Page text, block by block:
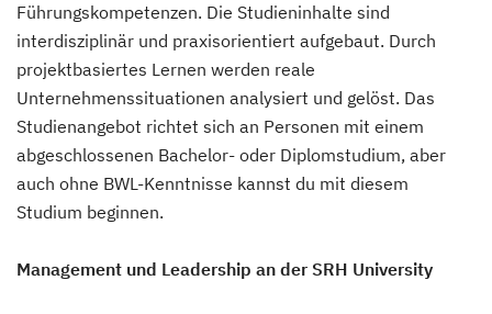
Führungskompetenzen. Die Studieninhalte sind
interdisziplinär und praxisorientiert aufgebaut. Durch
projektbasiertes Lernen werden reale
Unternehmenssituationen analysiert und gelöst. Das
Studienangebot richtet sich an Personen mit einem
abgeschlossenen Bachelor- oder Diplomstudium, aber
auch ohne BWL-Kenntnisse kannst du mit diesem
Studium beginnen.
Management und Leadership an der SRH University